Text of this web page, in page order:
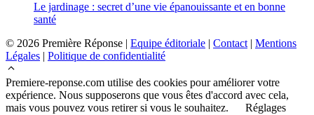
Le jardinage : secret d’une vie épanouissante et en bonne
santé
© 2026 Première Réponse | Equipe éditoriale | Contact | Mentions
Légales | Politique de confidentialité
Premiere-reponse.com utilise des cookies pour améliorer votre
expérience. Nous supposerons que vous êtes d'accord avec cela,
mais vous pouvez vous retirer si vous le souhaitez.
Réglages